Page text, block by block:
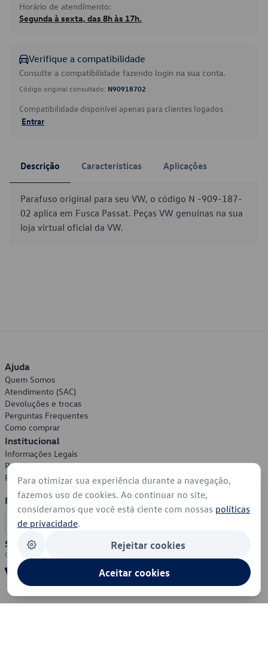
Horário de atendimento:
Segunda à sexta, das 8h às 17h.
Verifique a compatibilidade
Consulte a compatibilidade fazendo login na sua conta.
Código original consultado: N90918702
Compatibilidade disponível apenas para clientes logados.
Entrar
Descrição Características Aplicações
Parafuso original para seu VW, o código N -909-187-
02 aplica em Fusca Passat. Peças VW genuínas na sua
loja virtual oficial da VW.
Ajuda
Quem Somos
Atendimento (SAC)
Devoluções e trocas
Perguntas Frequentes
Como comprar
Institucional
Informações Legais
Política de Privacidade
Política de Cookies
Formas de Pagamento
Segurança
Para otimizar sua experiência durante a navegação,
fazemos uso de cookies. Ao continuar no site,
consideramos que você está ciente com nossas políticas
de privacidade.
Rejeitar cookies
Aceitar cookies